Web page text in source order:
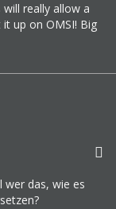
really allow a
up on OMSI! Big
wer das, wie es